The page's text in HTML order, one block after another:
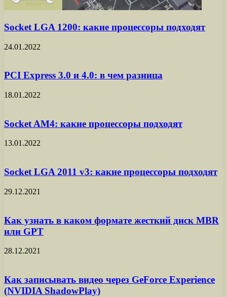
Socket LGA 1200: какие процессоры подходят
24.01.2022
PCI Express 3.0 и 4.0: в чем разница
18.01.2022
Socket AM4: какие процессоры подходят
13.01.2022
Socket LGA 2011 v3: какие процессоры подходят
29.12.2021
Как узнать в каком формате жесткий диск MBR
или GPT
28.12.2021
Как записывать видео через GeForce Experience
(NVIDIA ShadowPlay)